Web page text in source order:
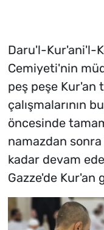
Daru'l-Kur'ani'l-
Cemiyeti'nin
peş peşe Kur'an
çalışmalarının
öncesinde
namazdan sonra
kadar devam
Gazze'de Kur'an